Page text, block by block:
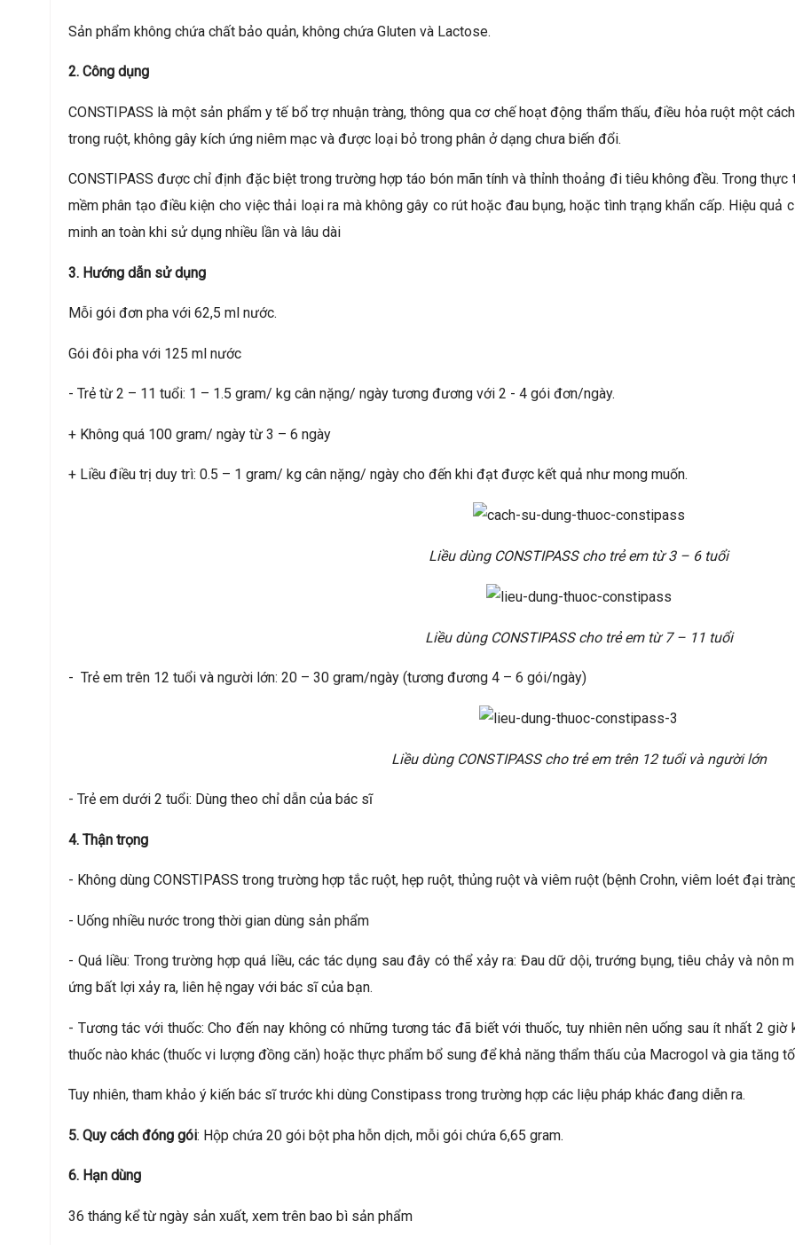
Sản phẩm không chứa chất bảo quản, không chứa Gluten và Lactose.
2. Công dụng
CONSTIPASS là một sản phẩm y tế bổ trợ nhuận tràng, thông qua cơ chế hoạt động thẩm thấu, điều hỏa ruột một
trong ruột, không gây kích ứng niêm mạc và được loại bỏ trong phân ở dạng chưa biến đổi.
CONSTIPASS được chỉ định đặc biệt trong trường hợp táo bón mãn tính và thỉnh thoảng đi tiêu không đều. Trong thực
mềm phân tạo điều kiện cho việc thải loại ra mà không gây co rút hoặc đau bụng, hoặc tình trạng khẩn cấp. Hiệu
minh an toàn khi sử dụng nhiều lần và lâu dài
3. Hướng dẫn sử dụng
Mỗi gói đơn pha với 62,5 ml nước.
Gói đôi pha với 125 ml nước
- Trẻ từ 2 – 11 tuổi: 1 – 1.5 gram/ kg cân nặng/ ngày tương đương với 2 - 4 gói đơn/ngày.
+ Không quá 100 gram/ ngày từ 3 – 6 ngày
+ Liều điều trị duy trì: 0.5 – 1 gram/ kg cân nặng/ ngày cho đến khi đạt được kết quả như mong muốn.
Liều dùng CONSTIPASS cho trẻ em từ 3 – 6 tuổi
Liều dùng CONSTIPASS cho trẻ em từ 7 – 11 tuổi
- Trẻ em trên 12 tuổi và người lớn: 20 – 30 gram/ngày (tương đương 4 – 6 gói/ngày)
Liều dùng CONSTIPASS cho trẻ em trên 12 tuổi và người lớn
- Trẻ em dưới 2 tuổi: Dùng theo chỉ dẫn của bác sĩ
4. Thận trọng
- Không dùng CONSTIPASS trong trường hợp tắc ruột, hẹp ruột, thủng ruột và viêm ruột (bệnh Crohn, viêm loét đại
- Uống nhiều nước trong thời gian dùng sản phẩm
- Quá liều: Trong trường hợp quá liều, các tác dụng sau đây có thể xảy ra: Đau dữ dội, trướng bụng, tiêu chảy và nôn
ứng bất lợi xảy ra, liên hệ ngay với bác sĩ của bạn.
- Tương tác với thuốc: Cho đến nay không có những tương tác đã biết với thuốc, tuy nhiên nên uống sau ít nhất 2
thuốc nào khác (thuốc vi lượng đồng căn) hoặc thực phẩm bổ sung để khả năng thẩm thấu của Macrogol và gia tăng
Tuy nhiên, tham khảo ý kiến bác sĩ trước khi dùng Constipass trong trường hợp các liệu pháp khác đang diễn ra.
5. Quy cách đóng gói: Hộp chứa 20 gói bột pha hỗn dịch, mỗi gói chứa 6,65 gram.
6. Hạn dùng
36 tháng kể từ ngày sản xuất, xem trên bao bì sản phẩm